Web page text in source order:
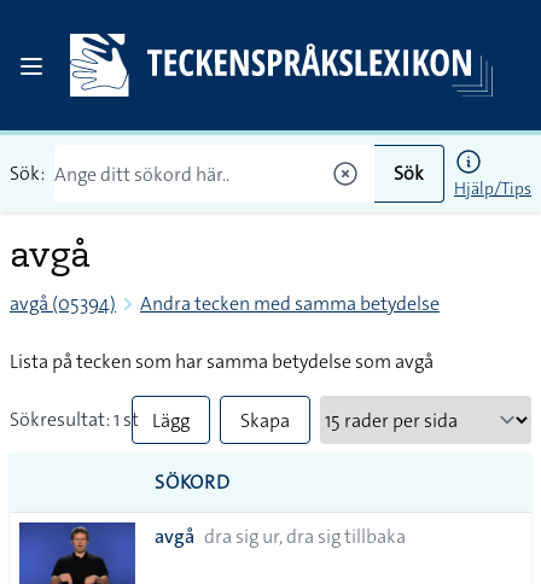
Sök: Sök
Hjälp/Tips
avgå
avgå (05394) Andra tecken med samma betydelse
Lista på tecken som har samma betydelse som avgå
Sökresultat: 1 st Lägg
till
alla i
Skapa
SÖKORD
avgå dra sig ur, dra sig tillbaka